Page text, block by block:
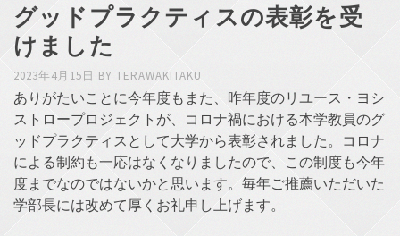
グッドプラクティスの表彰を受
けました
2023年4月15日 BY TERAWAKITAKU
ありがたいことに今年度もまた、昨年度のリユース・ヨシ
ストロープロジェクトが、コロナ禍における本学教員のグ
ッドプラクティスとして大学から表彰されました。コロナ
による制約も一応はなくなりましたので、この制度も今年
度までなのではないかと思います。毎年ご推薦いただいた
学部長には改めて厚くお礼申し上げます。